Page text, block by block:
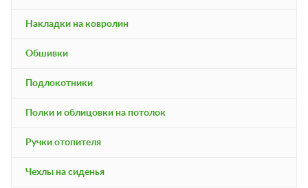
Накладки на ковролин
Обшивки
Подлокотники
Полки и облицовки на потолок
Ручки отопителя
Чехлы на сиденья